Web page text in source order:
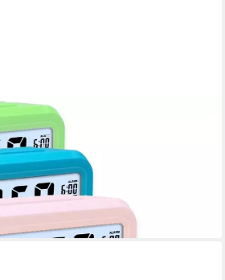
Schlummerfunktion großes Display
dir